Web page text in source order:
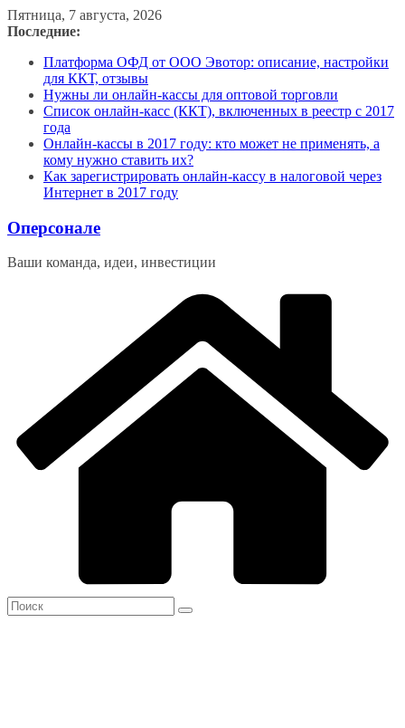
Перейти
к
Пятница, 7 августа, 2026
Последние:
Платформа ОФД от ООО Эвотор: описание, настройки
для ККТ, отзывы
Нужны ли онлайн-кассы для оптовой торговли
Список онлайн-касс (ККТ), включенных в реестр с 2017
года
Онлайн-кассы в 2017 году: кто может не применять, а
кому нужно ставить их?
Как зарегистрировать онлайн-кассу в налоговой через
Интернет в 2017 году
Оперсонале
Ваши команда, идеи, инвестиции